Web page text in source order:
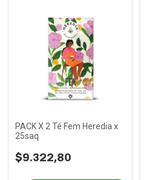
PACK X 2 Té Fem Heredia x
25saq
$9.322,80